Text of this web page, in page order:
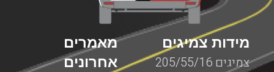
מאמרים
אחרונים
מידות צמיגים
צמיגים 205/55/16